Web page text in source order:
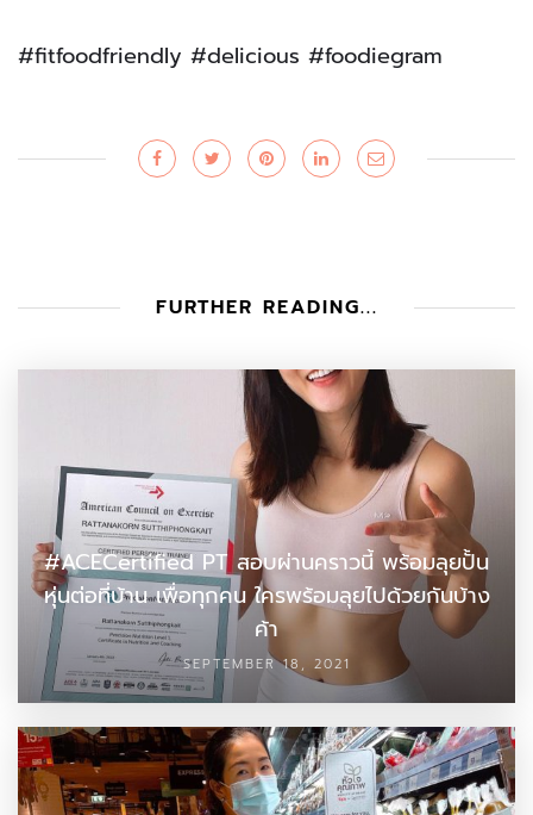
#fitfoodfriendly #delicious #foodiegram
FURTHER READING...
#ACECertified PT สอบผ่านคราวนี้ พร้อมลุยปั้น
หุ่นต่อที่บ้าน เพื่อทุกคน ใครพร้อมลุยไปด้วยกันบ้าง
ค้า
SEPTEMBER 18, 2021